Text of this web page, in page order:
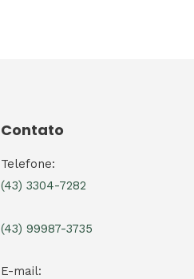
Contato
Telefone:
(43) 3304-7282
(43) 99987-3735
E-mail: